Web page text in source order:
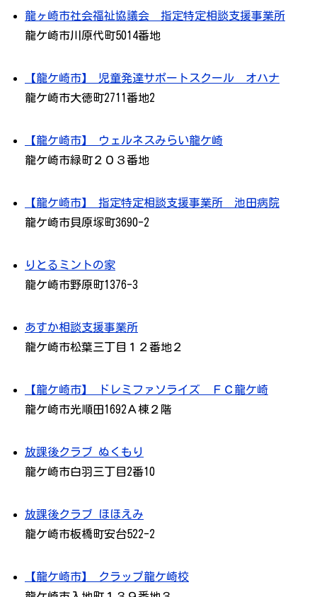
龍ヶ崎市社会福祉協議会 指定特定相談支援事業所
龍ケ崎市川原代町5014番地
【龍ケ崎市】 児童発達サポートスクール オハナ
龍ケ崎市大徳町2711番地2
【龍ケ崎市】 ウェルネスみらい龍ケ崎
龍ケ崎市緑町２０３番地
【龍ケ崎市】 指定特定相談支援事業所 池田病院
龍ケ崎市貝原塚町3690-2
りとるミントの家
龍ケ崎市野原町1376-3
あすか相談支援事業所
龍ケ崎市松葉三丁目１２番地２
【龍ケ崎市】 ドレミファソライズ ＦＣ龍ケ崎
龍ケ崎市光順田1692Ａ棟２階
放課後クラブ ぬくもり
龍ケ崎市白羽三丁目2番10
放課後クラブ ほほえみ
龍ケ崎市板橋町安台522-2
【龍ケ崎市】 クラップ龍ケ崎校